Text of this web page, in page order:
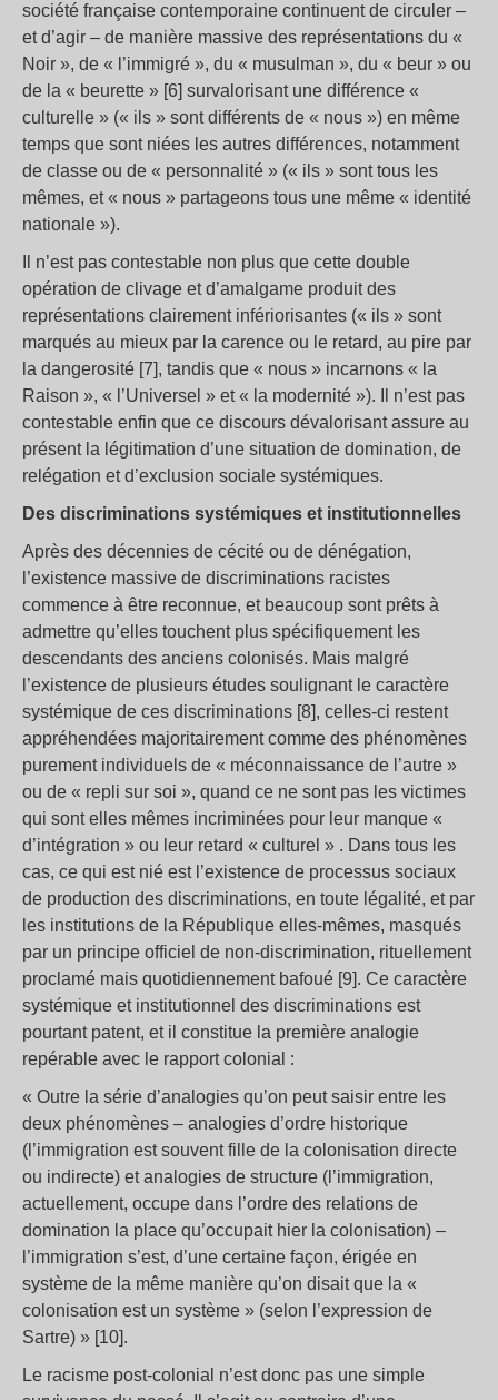
société française contemporaine continuent de circuler –
et d’agir – de manière massive des représentations du «
Noir », de « l’immigré », du « musulman », du « beur » ou
de la « beurette » [6] survalorisant une différence «
culturelle » (« ils » sont différents de « nous ») en même
temps que sont niées les autres différences, notamment
de classe ou de « personnalité » (« ils » sont tous les
mêmes, et « nous » partageons tous une même « identité
nationale »).
Il n’est pas contestable non plus que cette double
opération de clivage et d’amalgame produit des
représentations clairement infériorisantes (« ils » sont
marqués au mieux par la carence ou le retard, au pire par
la dangerosité [7], tandis que « nous » incarnons « la
Raison », « l’Universel » et « la modernité »). Il n’est pas
contestable enfin que ce discours dévalorisant assure au
présent la légitimation d’une situation de domination, de
relégation et d’exclusion sociale systémiques.
Des discriminations systémiques et institutionnelles
Après des décennies de cécité ou de dénégation,
l’existence massive de discriminations racistes
commence à être reconnue, et beaucoup sont prêts à
admettre qu’elles touchent plus spécifiquement les
descendants des anciens colonisés. Mais malgré
l’existence de plusieurs études soulignant le caractère
systémique de ces discriminations [8], celles-ci restent
appréhendées majoritairement comme des phénomènes
purement individuels de « méconnaissance de l’autre »
ou de « repli sur soi », quand ce ne sont pas les victimes
qui sont elles mêmes incriminées pour leur manque «
d’intégration » ou leur retard « culturel » . Dans tous les
cas, ce qui est nié est l’existence de processus sociaux
de production des discriminations, en toute légalité, et par
les institutions de la République elles-mêmes, masqués
par un principe officiel de non-discrimination, rituellement
proclamé mais quotidiennement bafoué [9]. Ce caractère
systémique et institutionnel des discriminations est
pourtant patent, et il constitue la première analogie
repérable avec le rapport colonial :
« Outre la série d’analogies qu’on peut saisir entre les
deux phénomènes – analogies d’ordre historique
(l’immigration est souvent fille de la colonisation directe
ou indirecte) et analogies de structure (l’immigration,
actuellement, occupe dans l’ordre des relations de
domination la place qu’occupait hier la colonisation) –
l’immigration s’est, d’une certaine façon, érigée en
système de la même manière qu’on disait que la «
colonisation est un système » (selon l’expression de
Sartre) » [10].
Le racisme post-colonial n’est donc pas une simple